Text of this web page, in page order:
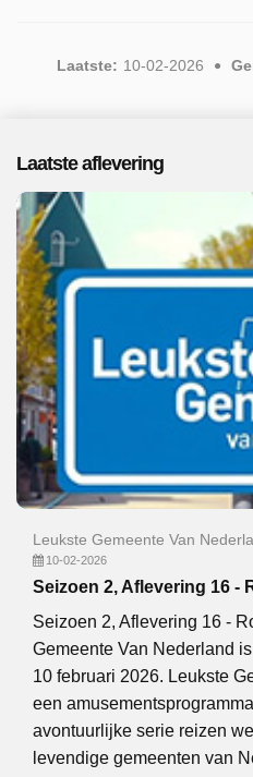
Laatste: 10-02-2026
Laatste aflevering
Leukste Gemeente Van
10-02-2026
Seizoen 2, Aflevering 16 -
Seizoen 2, Aflevering 16 -
Gemeente Van Nederland
10 februari 2026. Leukste
een
avontuurlijke serie reizen
levendige gemeenten van